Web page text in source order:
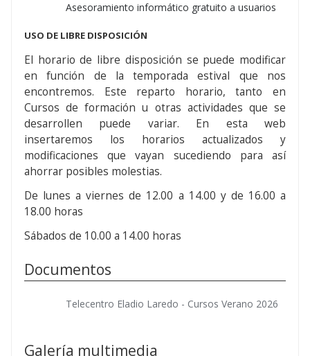
Asesoramiento informático gratuito a usuarios
USO DE LIBRE DISPOSICIÓN
El horario de libre disposición se puede modificar
en función de la temporada estival que nos
encontremos. Este reparto horario, tanto en
Cursos de formación u otras actividades que se
desarrollen puede variar. En esta web
insertaremos los horarios actualizados y
modificaciones que vayan sucediendo para así
ahorrar posibles molestias.
De lunes a viernes de 12.00 a 14.00 y de 16.00 a
18.00 horas
Sábados de 10.00 a 14.00 horas
Documentos
Telecentro Eladio Laredo - Cursos Verano 2026
Galería multimedia